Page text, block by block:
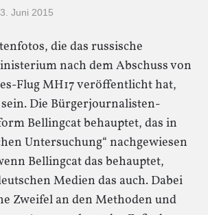
3. Juni 2015
die das russische
nach dem Abschuss von
Flug MH17 veröffentlicht hat,
Die Bürgerjournalisten-
Bellingcat behauptet, das in
Untersuchung“ nachgewiesen
Bellingcat das behauptet,
Medien das auch. Dabei
Zweifel an den Methoden und